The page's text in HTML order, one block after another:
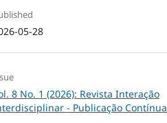
05-28
8 No. 1 (2026): Revista Interação
- Publicação Contínua